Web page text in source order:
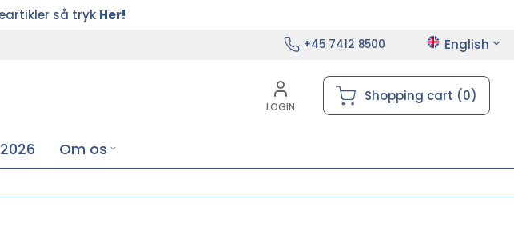
så tryk Her!
+45 7412 8500 English
LOGIN
Shopping cart (0)
Om os